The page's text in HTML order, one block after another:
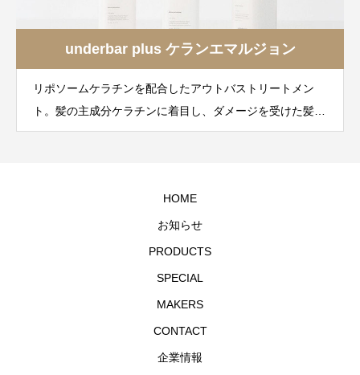
underbar plus ケランエマルジョン
リポソームケラチンを配合したアウトバストリートメン
ト。髪の主成分ケラチンに着目し、ダメージを受けた髪を
内側から整えるヘアミルク。
HOME
お知らせ
PRODUCTS
SPECIAL
MAKERS
CONTACT
企業情報